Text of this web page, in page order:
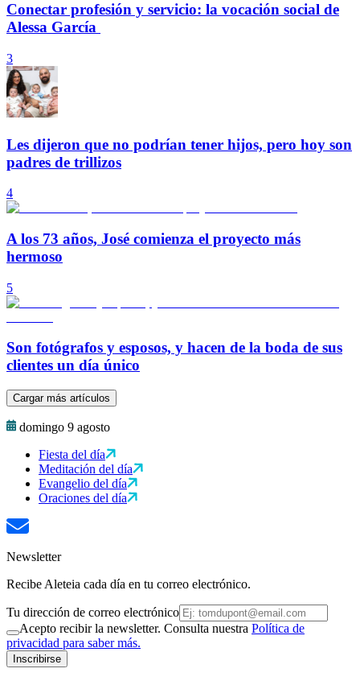
Conectar profesión y servicio: la vocación social de
Alessa García
3
Les dijeron que no podrían tener hijos, pero hoy son
padres de trillizos
4
A los 73 años, José comienza el proyecto más
hermoso
5
Son fotógrafos y esposos, y hacen de la boda de sus
clientes un día único
Cargar más artículos
domingo 9 agosto
Fiesta del día
Meditación del día
Evangelio del día
Oraciones del día
Newsletter
Recibe Aleteia cada día en tu correo electrónico.
Tu dirección de correo electrónico
Acepto recibir la newsletter. Consulta nuestra Política de
privacidad para saber más.
Inscribirse